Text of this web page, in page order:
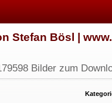
Stefan Bösl |
Bilder zum